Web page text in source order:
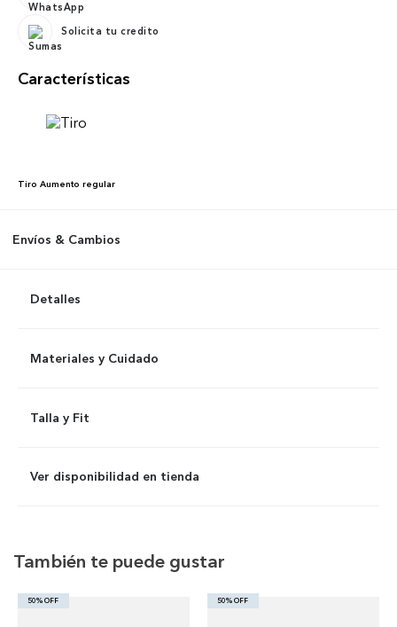
Solicita tu credito
Características
Tiro Aumento regular
Envíos & Cambios
Detalles
Materiales y Cuidado
Talla y Fit
Ver disponibilidad en tienda
También te puede gustar
50% OFF 50% OFF